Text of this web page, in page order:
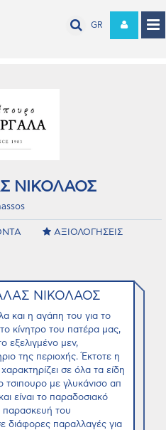
GR
ΝΙΚΟΛΑΟΣ
ΑΞΙΟΛΟΓΗΣΕΙΣ
ΝΙΚΟΛΑΟΣ
και η αγάπη του για το
κίνητρο του πατέρα μας,
εξελιγμένο μεν,
της περιοχής. Έκτοτε η
σε όλα τα είδη
με γλυκάνισο απ
είναι το παραδοσιακό
παρασκευή του
διάφορες παραλλαγές για